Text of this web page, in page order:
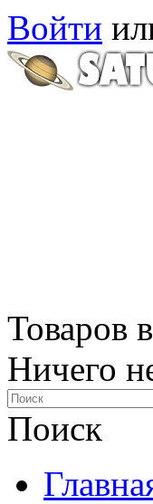
Войти
Товаров
Ничего
Поиск